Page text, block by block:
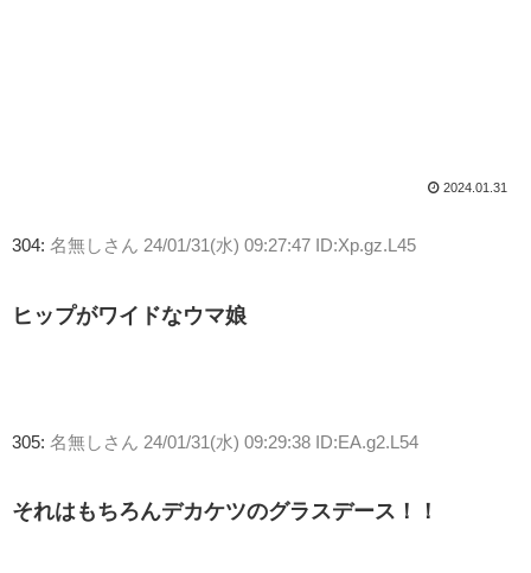
2024.01.31
304: 名無しさん 24/01/31(水) 09:27:47 ID:Xp.gz.L45
ヒップがワイドなウマ娘
305: 名無しさん 24/01/31(水) 09:29:38 ID:EA.g2.L54
それはもちろんデカケツのグラスデース！！